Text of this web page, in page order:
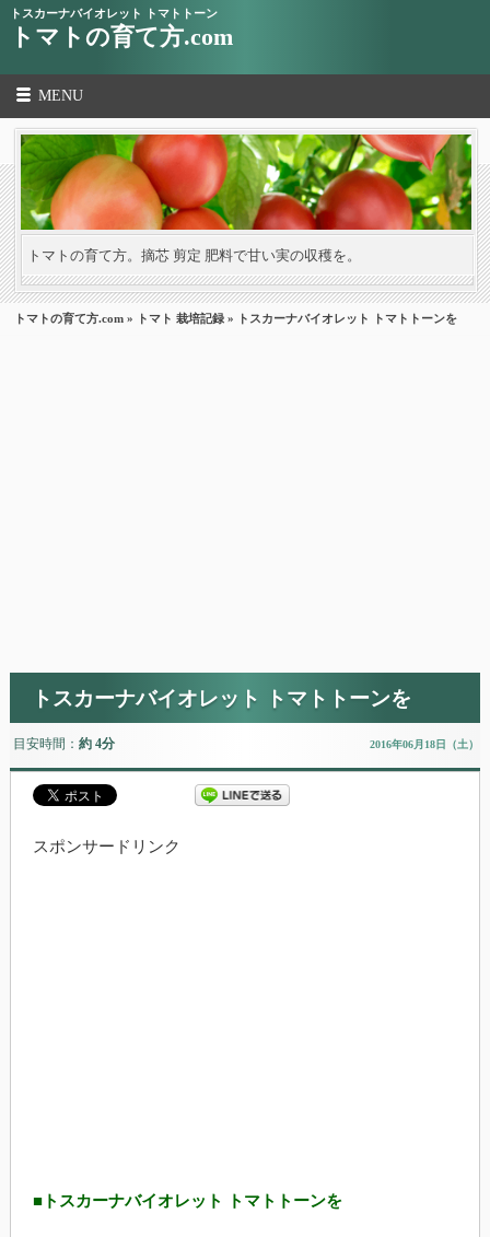
トスカーナバイオレット トマトトーン
トマトの育て方.com
MENU
トマトの育て方。摘芯 剪定 肥料で甘い実の収穫を。
トマトの育て方.com » トマト 栽培記録 » トスカーナバイオレット トマトトーンを
トスカーナバイオレット トマトトーンを
目安時間： 約 4分 2016年06月18日（土）
スポンサードリンク
■トスカーナバイオレット トマトトーンを